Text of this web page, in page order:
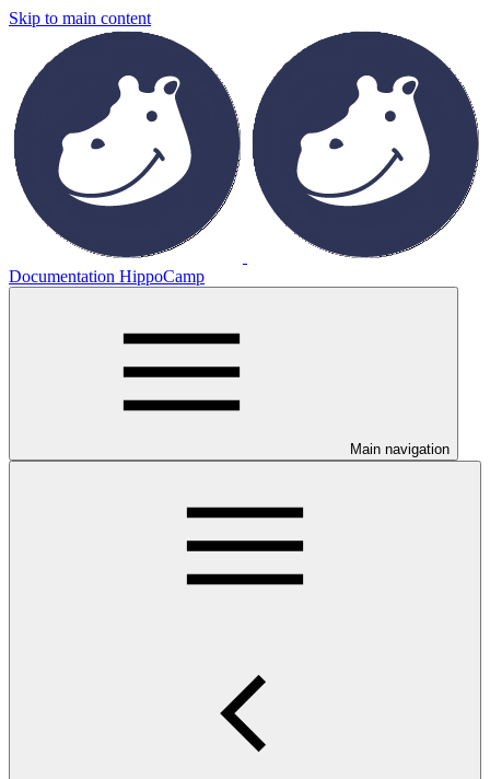
Skip to main content
Documentation HippoCamp
Main navigation